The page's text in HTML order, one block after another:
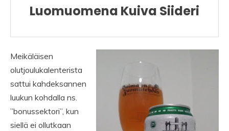
Luomuomena Kuiva Siideri
Meikäläisen
olutjoulukalenterista
sattui kahdeksannen
luukun kohdalla ns.
”bonussektori”, kun
siellä ei ollutkaan